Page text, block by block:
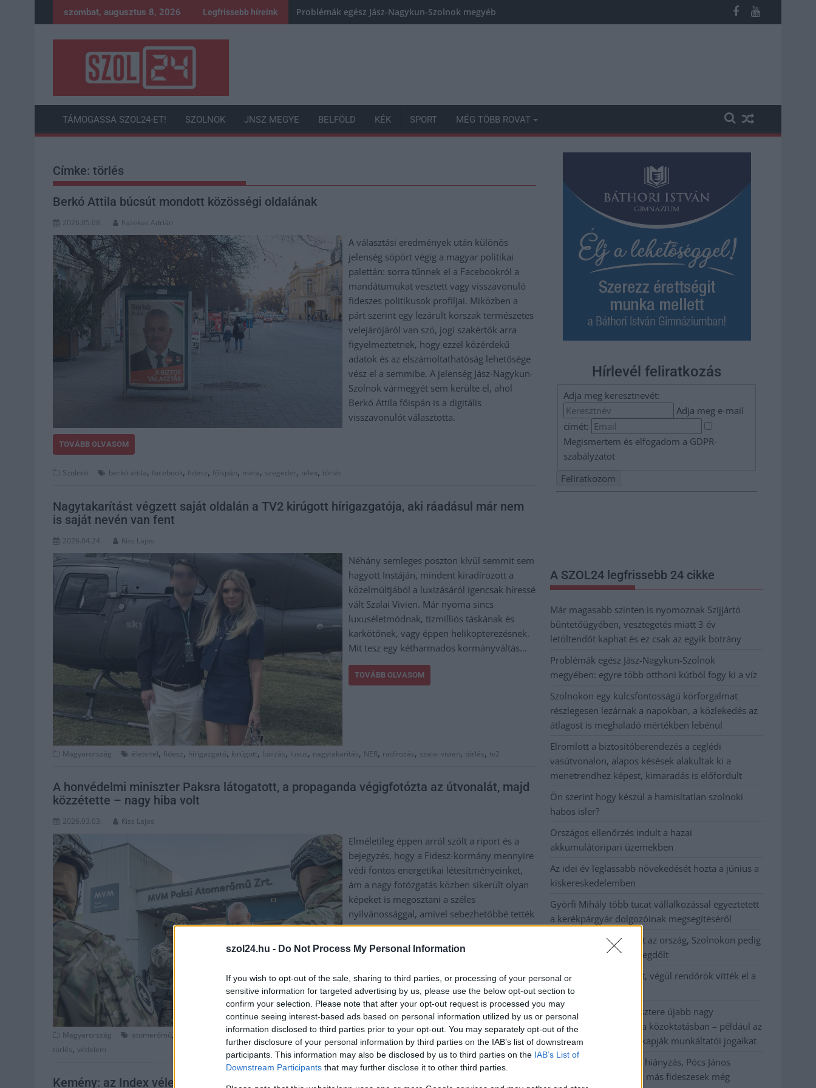
szol24.hu - Do Not Process My Personal Information
If you wish to opt-out of the sale, sharing to third parties, or processing of your personal or
sensitive information for targeted advertising by us, please use the below opt-out section to
confirm your selection. Please note that after your opt-out request is processed you may
continue seeing interest-based ads based on personal information utilized by us or personal
information disclosed to third parties prior to your opt-out. You may separately opt-out of the
further disclosure of your personal information by third parties on the IAB’s list of downstream
participants. This information may also be disclosed by us to third parties on the IAB’s List of
Downstream Participants that may further disclose it to other third parties.
to
szombat, augusztus 8, 2026 Legfrissebb híreink Problémák egész Jász-Nagykun-Szolnok megyében: egyre több otthoni kútból fogy ki a víz
TÁMOGASSA SZOL24-ET! SZOLNOK JNSZ MEGYE BELFÖLD KÉK SPORT MÉG TÖBB ROVAT
Címke: törlés
Berkó Attila búcsút mondott közösségi oldalának
2026.05.08. Fazekas Adrián
A választási eredmények után különös
jelenség söpört végig a magyar politikai
palettán: sorra tűnnek el a Facebookról a
mandátumukat vesztett vagy visszavonuló
fideszes politikusok profiljai. Miközben a
párt szerint egy lezárult korszak természetes
velejárójáról van szó, jogi szakértők arra
figyelmeztetnek, hogy ezzel közérdekű
adatok és az elszámoltathatóság lehetősége
vész el a semmibe. A jelenség Jász-Nagykun-
Szolnok vármegyét sem kerülte el, ahol
Berkó Attila főispán is a digitális
visszavonulót választotta.
TOVÁBB OLVASOM
Szolnok berkó attila, facebook, fidesz, főispán, meta, szegeder, telex, törlés
Nagytakarítást végzett saját oldalán a TV2 kirúgott hírigazgatója, aki ráadásul már nem
is saját nevén van fent
2026.04.24. Kiss Lajos
Néhány semleges poszton kívül semmit sem
hagyott Instáján, mindent kiradírozott a
közelmúltjából a luxizásáról igencsak híressé
vált Szalai Vivien. Már nyoma sincs
luxuséletmódnak, tízmilliós táskának és
karkötőnek, vagy éppen helikopterezésnek.
Mit tesz egy kétharmados kormányváltás…
TOVÁBB OLVASOM
Magyarország életvitel, fidesz, hírigazgató, kirúgott, luxizás, luxus, nagytakarítás, NER, radírozás, szalai vivien, törlés, tv2
A honvédelmi miniszter Paksra látogatott, a propaganda végigfotózta az útvonalát, majd
közzétette – nagy hiba volt
2026.03.03. Kiss Lajos
Elméletileg éppen arról szólt a riport és a
bejegyzés, hogy a Fidesz-kormány mennyire
védi fontos energetikai létesítményeinket,
ám a nagy fotózgatás közben sikerült olyan
képeket is megosztani a széles
nyilvánossággal, amivel sebezhetőbbé tették
Paksot. Nem véletlen, hogy néhány óra
múlva sok képet gyorsan töröltek is, de már
későn.
TOVÁBB OLVASOM
Magyarország atomerőmű, fidesz,fotók,hekker,hiba, honvédelem,kockázat ,miniszter,paks, propaganda,súlyos,
törlés, védelem
Kemény: az Index véletlenül úgy tett ki egy tiszás „leleplező” videót, hogy a riporter
Hírlevél feliratkozás
Adja meg keresztnevét:
Adja meg e-mail
címét:
Megismertem és elfogadom a GDPR-
szabályzatot
A SZOL24 legfrissebb 24 cikke
Már magasabb szinten is nyomoznak Szijjártó
büntetőügyében, vesztegetés miatt 3 év
letöltendőt kaphat és ez csak az egyik botrány
Problémák egész Jász-Nagykun-Szolnok
megyében: egyre több otthoni kútból fogy ki a víz
Szolnokon egy kulcsfontosságú körforgalmat
részlegesen lezárnak a napokban, a közlekedés az
átlagost is meghaladó mértékben lebénul
Elromlott a biztosítóberendezés a ceglédi
vasútvonalon, alapos késések alakultak ki a
menetrendhez képest, kimaradás is előfordult
Ön szerint hogy készül a hamisítatlan szolnoki
habos isler?
Országos ellenőrzés indult a hazai
akkumulátoripari üzemekben
Az idei év leglassabb növekedését hozta a június a
kiskereskedelemben
Györfi Mihály több tucat vállalkozással egyeztetett
a kerékpárgyár dolgozóinak megsegítéséről
41 fok fölé forrósodott az ország, Szolnokon pedig
egy másik rekord is megdőlt
Egy telefonhívást akart, végül rendőrök vitték el a
mezőtúri férfit
A Tisza kormány minisztere újabb nagy
változásokról döntött a közoktatásban – például az
iskolaigazgatók visszakapják munkáltatói jogaikat
Sok volt az igazolatlan hiányzás, Pócs János
fizetéslevonást kapott, más fideszesek még